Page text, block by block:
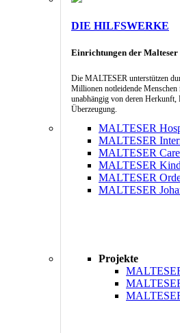
DIE HILFSWERKE
Einrichtungen der Malteser
Die MALTESER unterstützen
Millionen notleidende
unabhängig von deren
Überzeugung.
MALTESER
MALTESER
MALTESER Care
MALTESER
MALTESER
MALTESER
Projekte